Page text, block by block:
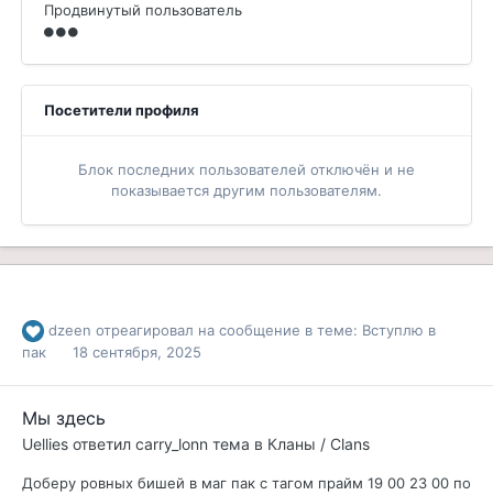
Продвинутый пользователь
Посетители профиля
Блок последних пользователей отключён и не
показывается другим пользователям.
dzeen отреагировал на сообщение в теме: Вступлю в
пак
18 сентября, 2025
Мы здесь
Uellies ответил carry_lonn тема в Кланы / Clans
Доберу ровных бишей в маг пак с тагом прайм 19 00 23 00 по